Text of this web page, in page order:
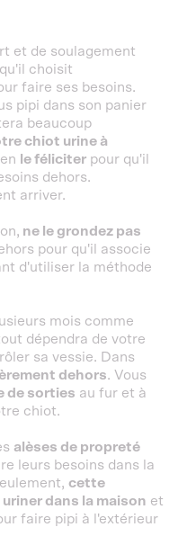
et de soulagement
choisit
faire ses besoins.
pipi dans son panier
beaucoup
chiot urine à
le féliciter pour qu'il
dehors.
arriver.
ne le grondez pas
pour qu'il associe
d'utiliser la méthode
mois comme
dépendra de votre
sa vessie. Dans
dehors. Vous
de sorties au fur et à
chiot.
alèses de propreté
leurs besoins dans la
cette
dans la maison et
faire pipi à l'extérieur